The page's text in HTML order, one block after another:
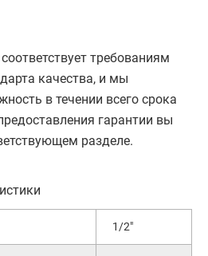
требованиям
качества, и мы
в течении всего срока
гарантии вы
разделе.
1/2"